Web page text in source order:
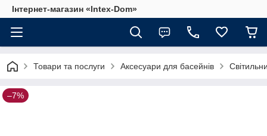
Інтернет-магазин «Intex-Dom»
Товари та послуги Аксесуари для басейнів
–7%